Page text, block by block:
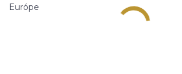
Európe